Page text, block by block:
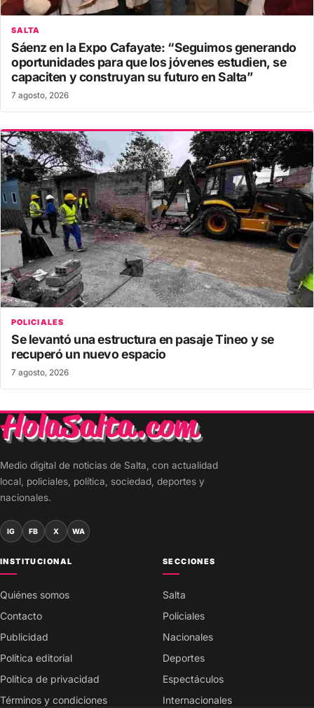
SALTA
Sáenz en la Expo Cafayate: “Seguimos generando
oportunidades para que los jóvenes estudien, se
capaciten y construyan su futuro en Salta”
7 agosto, 2026
POLICIALES
Se levantó una estructura en pasaje Tineo y se
recuperó un nuevo espacio
7 agosto, 2026
Medio digital de noticias de Salta, con actualidad
local, policiales, política, sociedad, deportes y
nacionales.
IG FB X WA
INSTITUCIONAL
Quiénes somos
Contacto
Publicidad
Política editorial
Política de privacidad
Términos y condiciones
SECCIONES
Salta
Policiales
Nacionales
Deportes
Espectáculos
Internacionales